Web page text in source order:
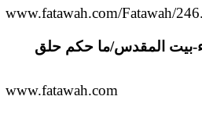
www.fatawah.com/Fatawah/
بيت المقدس/ما حكم حلق
www.fatawah.com